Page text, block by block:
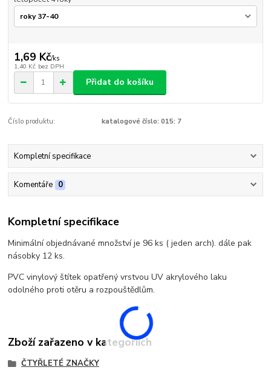
1,69 Kč/ks
1,40 Kč bez DPH
Přidat do košíku
Číslo produktu: katalogové číslo: 015: 7
Kompletní specifikace
Komentáře 0
Kompletní specifikace
Minimální objednávané množství je 96 ks ( jeden arch). dále pak
násobky 12 ks.
PVC vinylový štítek opatřený vrstvou UV akrylového laku
odolného proti otěru a rozpouštědlům.
Zboží zařazeno v kategoriích
ČTYŘLETÉ ZNAČKY